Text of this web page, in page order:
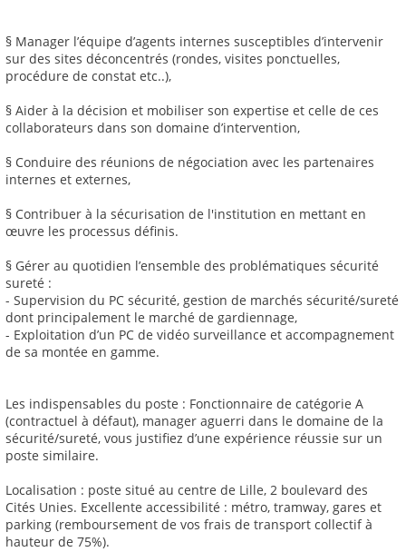
§ Manager l’équipe d’agents internes susceptibles d’intervenir
sur des sites déconcentrés (rondes, visites ponctuelles,
procédure de constat etc..),
§ Aider à la décision et mobiliser son expertise et celle de ces
collaborateurs dans son domaine d’intervention,
§ Conduire des réunions de négociation avec les partenaires
internes et externes,
§ Contribuer à la sécurisation de l'institution en mettant en
œuvre les processus définis.
§ Gérer au quotidien l’ensemble des problématiques sécurité
sureté :
- Supervision du PC sécurité, gestion de marchés sécurité/sureté
dont principalement le marché de gardiennage,
- Exploitation d’un PC de vidéo surveillance et accompagnement
de sa montée en gamme.
Les indispensables du poste : Fonctionnaire de catégorie A
(contractuel à défaut), manager aguerri dans le domaine de la
sécurité/sureté, vous justifiez d’une expérience réussie sur un
poste similaire.
Localisation : poste situé au centre de Lille, 2 boulevard des
Cités Unies. Excellente accessibilité : métro, tramway, gares et
parking (remboursement de vos frais de transport collectif à
hauteur de 75%).